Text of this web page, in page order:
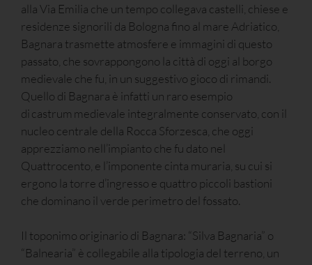
alla Via Emilia che un tempo collegava castelli, chiese e
residenze signorili da Bologna fino al mare Adriatico,
Bagnara trasmette atmosfere e immagini di questo
passato, che sovrappongono la città di oggi al borgo
medievale che fu, in un suggestivo gioco di rimandi.
Quello di Bagnara è infatti un raro esempio
di castrum medievale integralmente conservato, con il
nucleo centrale della Rocca Sforzesca, che oggi
apprezziamo nell’impianto che fu dato nel
Quattrocento, e l’imponente cinta muraria, su cui si
ergono la torre d’ingresso e quattro piccoli bastioni
che dominano il verde perimetro del fossato.
Il toponimo originario di Bagnara: “Silva Bagnaria” o
“Balnearia” è collegabile alla tipologia del terreno, un